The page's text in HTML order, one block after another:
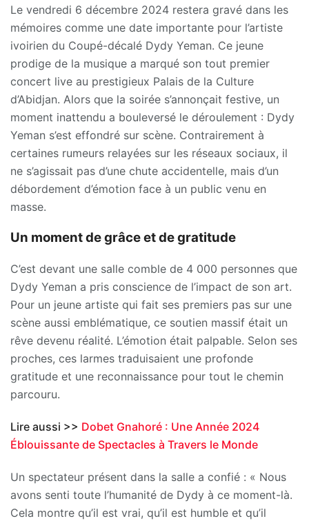
Le vendredi 6 décembre 2024 restera gravé dans les
mémoires comme une date importante pour l’artiste
ivoirien du Coupé-décalé Dydy Yeman. Ce jeune
prodige de la musique a marqué son tout premier
concert live au prestigieux Palais de la Culture
d’Abidjan. Alors que la soirée s’annonçait festive, un
moment inattendu a bouleversé le déroulement : Dydy
Yeman s’est effondré sur scène. Contrairement à
certaines rumeurs relayées sur les réseaux sociaux, il
ne s’agissait pas d’une chute accidentelle, mais d’un
débordement d’émotion face à un public venu en
masse.
Un moment de grâce et de gratitude
C’est devant une salle comble de 4 000 personnes que
Dydy Yeman a pris conscience de l’impact de son art.
Pour un jeune artiste qui fait ses premiers pas sur une
scène aussi emblématique, ce soutien massif était un
rêve devenu réalité. L’émotion était palpable. Selon ses
proches, ces larmes traduisaient une profonde
gratitude et une reconnaissance pour tout le chemin
parcouru.
Lire aussi >> Dobet Gnahoré : Une Année 2024
Éblouissante de Spectacles à Travers le Monde
Un spectateur présent dans la salle a confié : « Nous
avons senti toute l’humanité de Dydy à ce moment-là.
Cela montre qu’il est vrai, qu’il est humble et qu’il